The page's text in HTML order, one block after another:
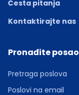
Česta pitanja
Kontaktirajte nas
Pronađite posao
Pretraga poslova
Poslovi na email